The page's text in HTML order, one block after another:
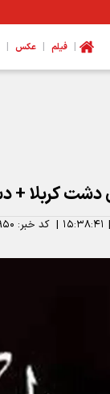
| فیلم | عکس |
کربلا +
| ۱۵:۳۸:۴۱ | کد خبر: